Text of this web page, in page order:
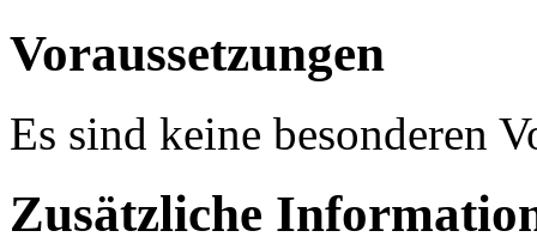
Voraussetzungen
Es sind keine besonderen
Zusätzliche